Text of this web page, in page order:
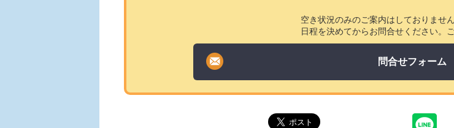
空き状況のみのご案内はしておりません
日程を決めてからお問合せください。
問合せフォーム